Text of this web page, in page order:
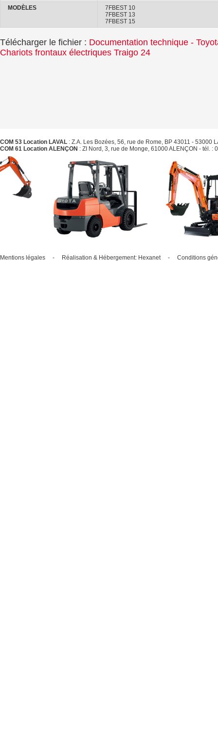
MODÈLES
7FBEST 10
7FBEST 13
7FBEST 15
Télécharger le fichier : Documentation technique -
Chariots frontaux électriques Traigo 24
COM 53 Location LAVAL : Z.A. Les Bozées, 56, rue de Rome, BP 43011 - 53000
COM 61 Location ALENÇON : ZI Nord, 3, rue de Monge, 61000 ALENÇON - tél. :
Mentions légales - Réalisation & Hébergement: Hexanet - Conditions